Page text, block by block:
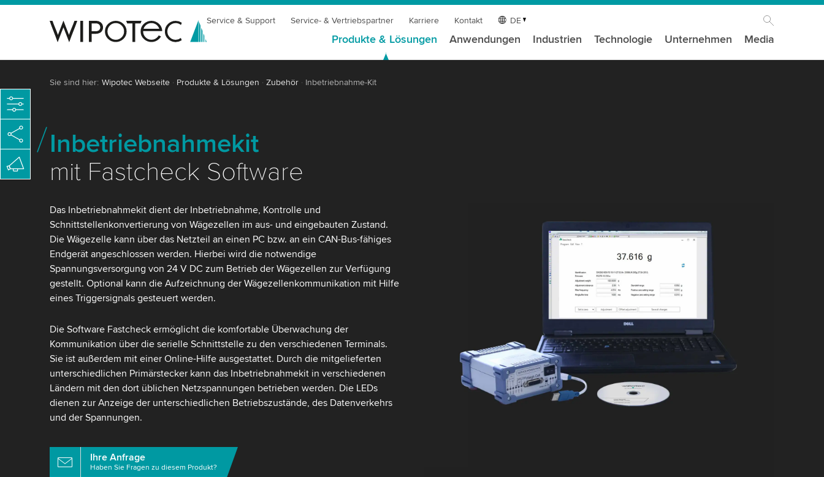
Service & Support Service- & Vertriebspartner Karriere Kontakt DE
Produkte & Lösungen Anwendungen Industrien Technologie Unternehmen Media
Sie sind hier: Wipotec Webseite Produkte & Lösungen Zubehör Inbetriebnahme-Kit
Inbetriebnahmekit
mit Fastcheck Software
Das Inbetriebnahmekit dient der Inbetriebnahme, Kontrolle und
Schnittstellenkonvertierung von Wägezellen im aus- und eingebauten Zustand.
Die Wägezelle kann über das Netzteil an einen PC bzw. an ein CAN-Bus-fähiges
Endgerät angeschlossen werden. Hierbei wird die notwendige
Spannungsversorgung von 24 V DC zum Betrieb der Wägezellen zur Verfügung
gestellt. Optional kann die Aufzeichnung der Wägezellenkommunikation mit Hilfe
eines Triggersignals gesteuert werden.
Die Software Fastcheck ermöglicht die komfortable Überwachung der
Kommunikation über die serielle Schnittstelle zu den verschiedenen Terminals.
Sie ist außerdem mit einer Online-Hilfe ausgestattet. Durch die mitgelieferten
unterschiedlichen Primärstecker kann das Inbetriebnahmekit in verschiedenen
Ländern mit den dort üblichen Netzspannungen betrieben werden. Die LEDs
dienen zur Anzeige der unterschiedlichen Betriebszustände, des Datenverkehrs
und der Spannungen.
Ihre Anfrage
Haben Sie Fragen zu diesem Produkt?